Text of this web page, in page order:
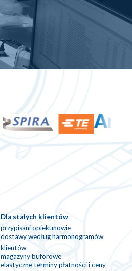
Dla stałych klientów
przypisani opiekunowie
dostawy według harmonogramów
klientów
magazyny buforowe
elastyczne terminy płatności i ceny